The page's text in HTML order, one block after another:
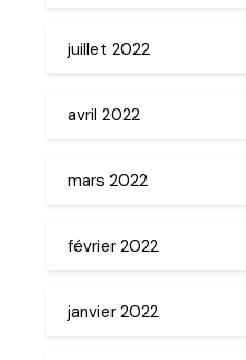
juillet 2022
avril 2022
mars 2022
février 2022
janvier 2022